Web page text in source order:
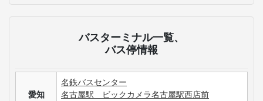
バスターミナル一覧、
バス停情報
愛知
名鉄バスセンター
名古屋駅 ビックカメラ名古屋駅西店前